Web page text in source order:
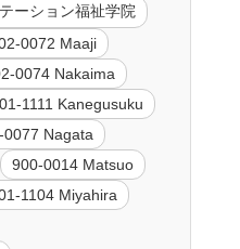
ーション福祉学院
0072 Maaji
0074 Nakaima
1111 Kanegusuku
0077 Nagata
900-0014 Matsuo
1104 Miyahira